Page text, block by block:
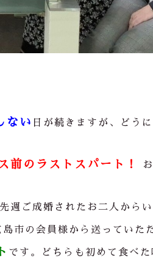
ない 日が続きますが、どう
前のラストスパート！
週ご成婚されたお二人から
島市の会員様から送っていた
です。どちらも初めて食べた